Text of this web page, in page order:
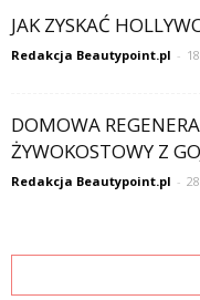
JAK ZYSKAĆ
Redakcja Beautypoint.pl -
DOMOWA
ŻYWOKOSTOWY Z
Redakcja Beautypoint.pl -